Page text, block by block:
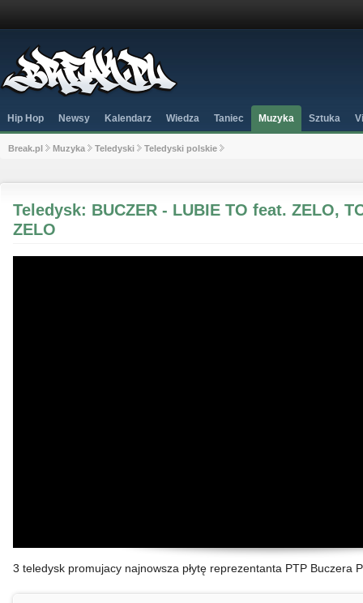
Hip Hop Newsy Kalendarz Wiedza Taniec Muzyka Sztuka
Break.pl Muzyka Teledyski Teledyski polskie
Teledysk: BUCZER - LUBIE TO feat. ZELO,
ZELO
3 teledysk promujacy najnowsza płytę reprezentanta PTP Buczera